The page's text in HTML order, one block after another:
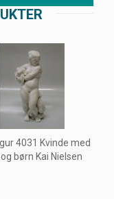
4031 Kvinde med
børn Kai Nielsen